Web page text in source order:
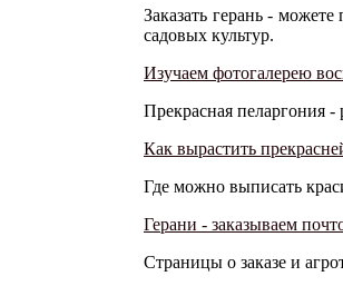
Заказать герань -
садовых культур.
Изучаем фотогалерею
Прекрасная пеларгония
Как вырастить
Где можно выписать
Герани - заказываем
Страницы о заказе и